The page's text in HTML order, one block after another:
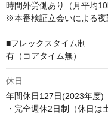
時間外労働あり（月平均10
※本番検証立会いによる夜
■フレックスタイム制
有（コアタイム無）
休日
年間休日127日(2023年度)
・完全週休2日制（休日は